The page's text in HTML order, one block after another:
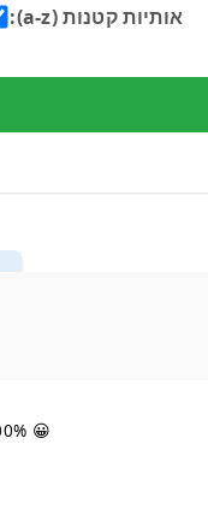
אותיות קטנות (a-z):
😀 100% חינם הודות לפרסום